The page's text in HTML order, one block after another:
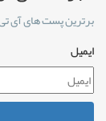
برترین پست های آی
ایمیل